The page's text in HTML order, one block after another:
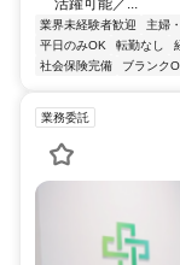
活躍可能／...
業界未経験者歓迎 主婦
平日のみOK
転勤なし
社会保険完備
ブランク
業務委託